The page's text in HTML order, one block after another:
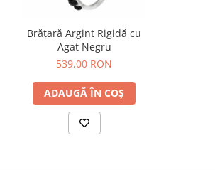
Brățară Argint Rigidă cu
Agat Negru
539,00 RON
ADAUGĂ ÎN COȘ